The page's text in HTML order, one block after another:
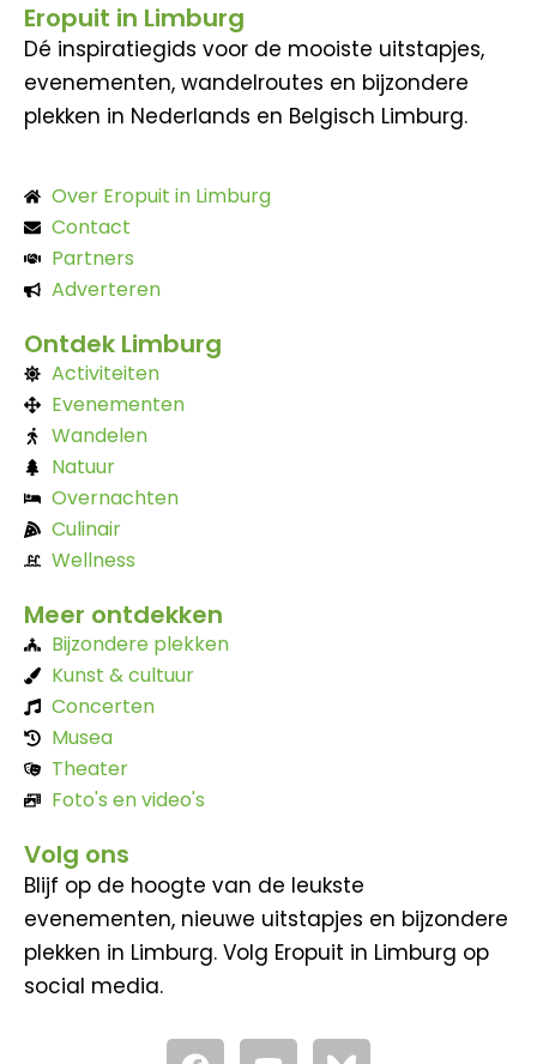
Eropuit in Limburg
Dé inspiratiegids voor de mooiste uitstapjes,
evenementen, wandelroutes en bijzondere
plekken in Nederlands en Belgisch Limburg.
Over Eropuit in Limburg
Contact
Partners
Adverteren
Ontdek Limburg
Activiteiten
Evenementen
Wandelen
Natuur
Overnachten
Culinair
Wellness
Meer ontdekken
Bijzondere plekken
Kunst & cultuur
Concerten
Musea
Theater
Foto's en video's
Volg ons
Blijf op de hoogte van de leukste
evenementen, nieuwe uitstapjes en bijzondere
plekken in Limburg. Volg Eropuit in Limburg op
social media.
F Y